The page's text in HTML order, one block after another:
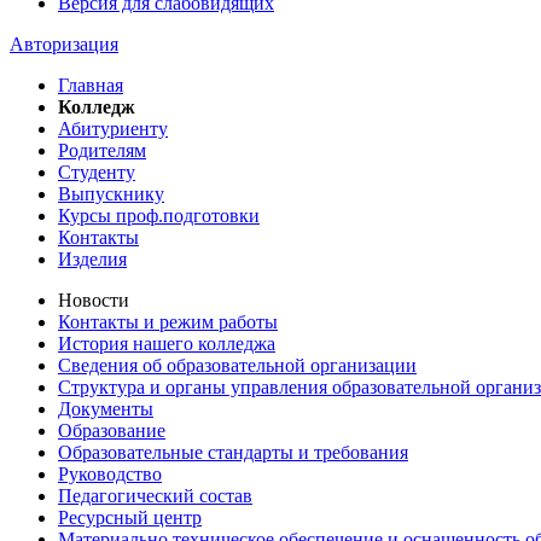
Авторизация
Главная
Колледж
Абитуриенту
Родителям
Студенту
Выпускнику
Курсы проф.подготовки
Контакты
Изделия
Новости
Контакты и режим работы
История нашего колледжа
Сведения об образовательной организации
Структура и органы управления образовательной
Документы
Образование
Образовательные стандарты и требования
Руководство
Педагогический состав
Ресурсный центр